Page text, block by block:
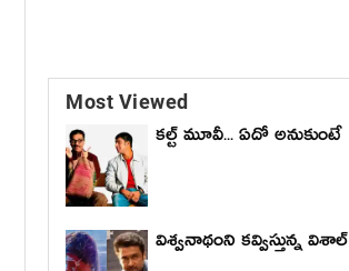
Most Viewed
కల్ట్ మూవీ... ఏదో అనుకుంటే
విశ్వనాథంని కవ్విస్తున్న విశాల్